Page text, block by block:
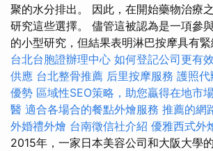
聚的水分排出。 因此，在開始藥物治療
研究這些選擇。 儘管這被認為是一項參
的小型研究，但結果表明淋巴按摩具有緊
台北台胞證辦理中心 如何登記公司更有
供應 台北整骨推薦 后里按摩服務 護照代
優勢 區域性SEO策略，助您贏得在地市
醫 適合各場合的餐點外燴服務 推薦的網
外婚禮外燴 台南徵信社介紹 優雅西式外
2015年，一家日本美容公司和大阪大學